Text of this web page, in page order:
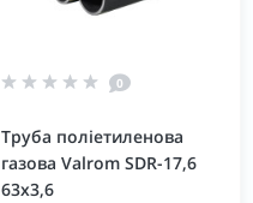
0
Труба поліетиленова
газова Valrom SDR-17,6
63х3,6